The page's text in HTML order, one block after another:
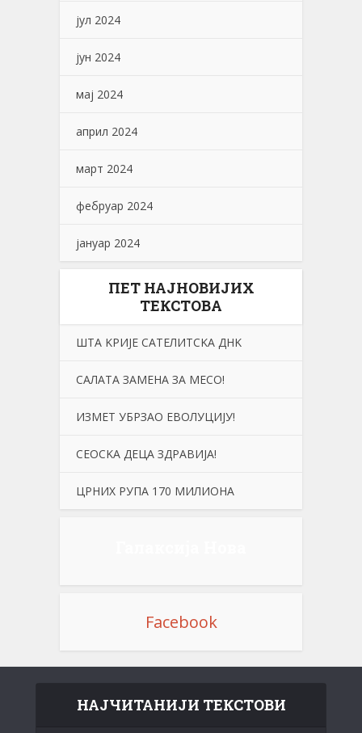
јул 2024
јун 2024
мај 2024
април 2024
март 2024
фебруар 2024
јануар 2024
ПЕТ НАЈНОВИЈИХ
ТЕКСТОВА
ШТА KРИЈЕ САТЕЛИТСKА ДНK
САЛАТА ЗАМЕНА ЗА МЕСО!
ИЗМЕТ УБРЗАО ЕВОЛУЦИЈУ!
СЕОСKА ДЕЦА ЗДРАВИЈА!
ЦРНИХ РУПА 170 МИЛИОНА
Facebook
НАЈЧИТАНИЈИ ТЕКСТОВИ